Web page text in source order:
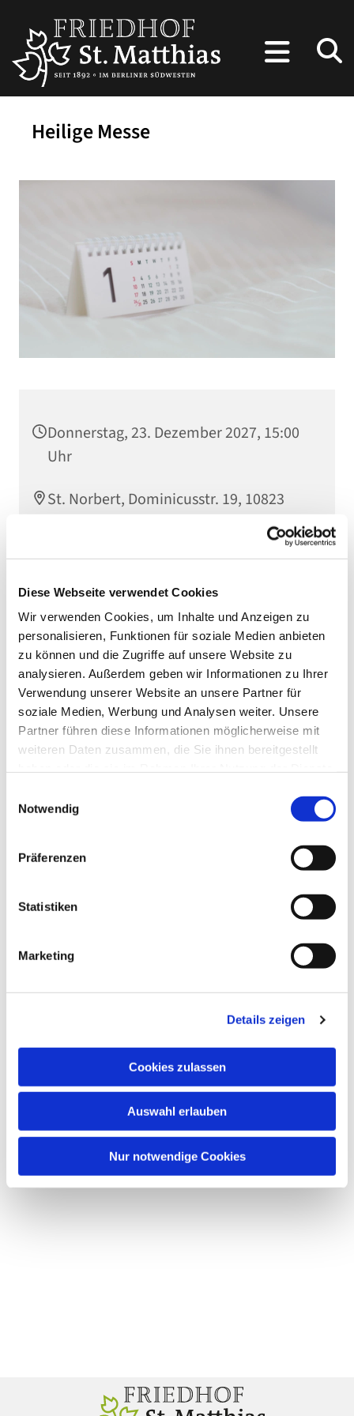
Diese Webseite verwendet Cookies
Wir verwenden Cookies, um Inhalte und Anzeigen zu
personalisieren, Funktionen für soziale Medien anbieten
zu können und die Zugriffe auf unsere Website zu
analysieren. Außerdem geben wir Informationen zu Ihrer
Verwendung unserer Website an unsere Partner für
soziale Medien, Werbung und Analysen weiter. Unsere
Partner führen diese Informationen möglicherweise mit
weiteren Daten zusammen, die Sie ihnen bereitgestellt
Notwendig
Präferenzen
Statistiken
Marketing
Details zeigen
Cookies zulassen
Auswahl erlauben
Nur notwendige Cookies
Heilige Messe
Donnerstag, 23. Dezember 2027, 15:00
Uhr
St. Norbert, Dominicusstr. 19, 10823